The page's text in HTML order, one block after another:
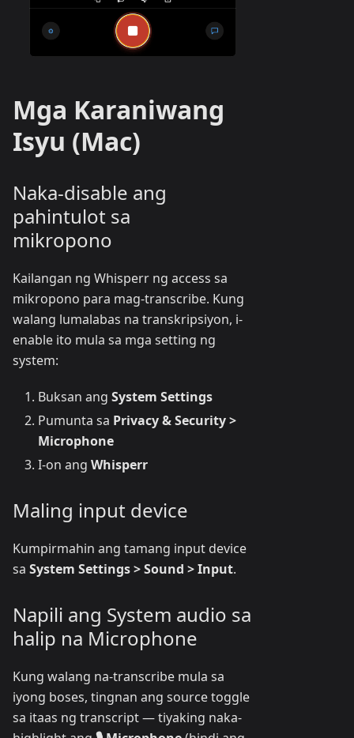
Mga Karaniwang
Isyu (Mac)
Naka-disable ang
pahintulot sa
mikropono
Kailangan ng Whisperr ng access sa
mikropono para mag-transcribe. Kung
walang lumalabas na transkripsiyon, i-
enable ito mula sa mga setting ng
system:
Buksan ang System Settings
Pumunta sa Privacy & Security >
Microphone
I-on ang Whisperr
Maling input device
Kumpirmahin ang tamang input device
sa System Settings > Sound > Input.
Napili ang System audio sa
halip na Microphone
Kung walang na-transcribe mula sa
iyong boses, tingnan ang source toggle
sa itaas ng transcript — tiyaking naka-